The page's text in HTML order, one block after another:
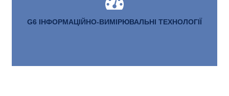
G6 ІНФОРМАЦІЙНО-ВИМІРЮВАЛЬНІ ТЕХНОЛОГІЇ